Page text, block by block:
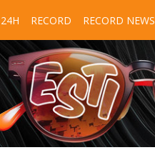
24H RECORD RECORD NEWS